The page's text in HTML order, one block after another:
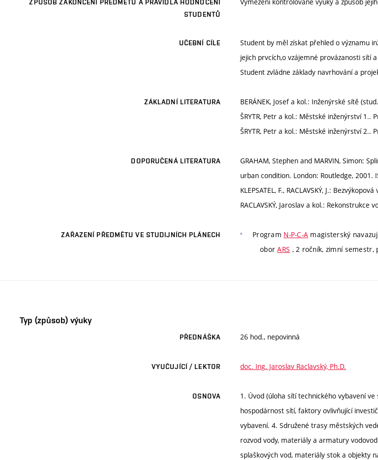
ZPŮSOB ZAKONČENÍ PŘEDMĚTU A PRAVIDLA HODNOCENÍ
STUDENTŮ
UČEBNÍ CÍLE
Student by měl získat přehled o významu
jejich prvcích,o vzájemné provázanosti sítí
Student zvládne základy navrhování a
ZÁKLADNÍ LITERATURA
BERÁNEK, Josef a kol.: Inženýrské sítě
ŠRYTR, Petr a kol.: Městské inženýrství 1..
ŠRYTR, Petr a kol.: Městské inženýrství 2..
DOPORUČENÁ LITERATURA
GRAHAM, Stephen and MARVIN, Simon:
urban condition. London: Routledge, 2001.
KLEPSATEL, F., RACLAVSKÝ, J.:
RACLAVSKÝ, Jaroslav a kol.:
ZAŘAZENÍ PŘEDMĚTU VE STUDIJNÍCH PLÁNECH Program N-P-C-A magisterský
oborARS , 2 ročník, zimní semestr,
Typ (způsob) výuky
PŘEDNÁŠKA 26 hod., nepovinná
VYUČUJÍCÍ / LEKTOR doc. Ing. Jaroslav Raclavský, Ph.D.
OSNOVA
1. Úvod (úloha sítí technického vybavení
hospodárnost sítí, faktory ovlivňující
vybavení. 4. Sdružené trasy městských
rozvod vody, materiály a armatury
splaškových vod, materiály stok a objekty